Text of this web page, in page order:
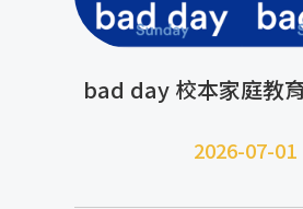
bad day 校本家庭教
2026-07-01